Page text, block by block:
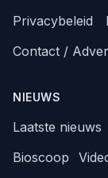
Privacybeleid
Contact /
NIEUWS
Laatste nieuws
Bioscoop